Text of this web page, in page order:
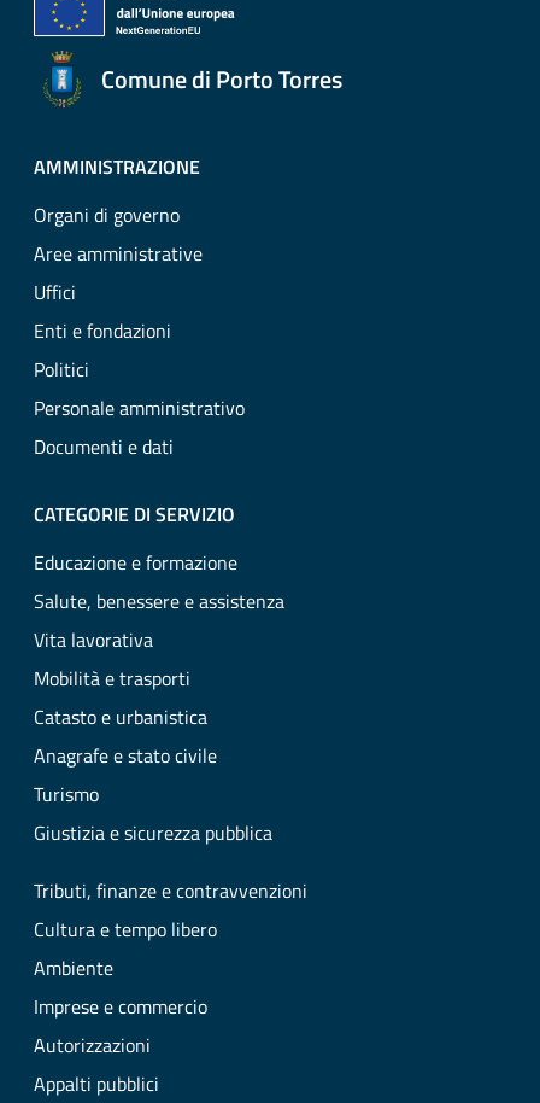
Comune di Porto Torres
AMMINISTRAZIONE
Organi di governo
Aree amministrative
Uffici
Enti e fondazioni
Politici
Personale amministrativo
Documenti e dati
CATEGORIE DI SERVIZIO
Educazione e formazione
Salute, benessere e assistenza
Vita lavorativa
Mobilità e trasporti
Catasto e urbanistica
Anagrafe e stato civile
Turismo
Giustizia e sicurezza pubblica
Tributi, finanze e contravvenzioni
Cultura e tempo libero
Ambiente
Imprese e commercio
Autorizzazioni
Appalti pubblici